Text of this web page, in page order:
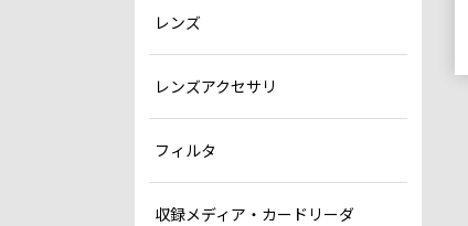
レンズ
レンズアクセサリ
フィルタ
収録メディア・カードリーダ